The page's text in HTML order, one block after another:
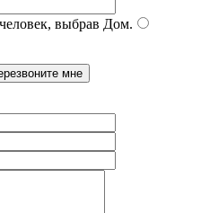
выбрав Дом.